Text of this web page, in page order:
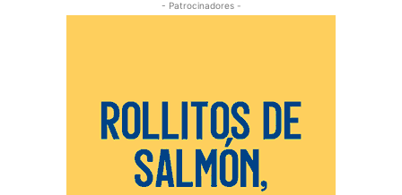
- Patrocinadores -